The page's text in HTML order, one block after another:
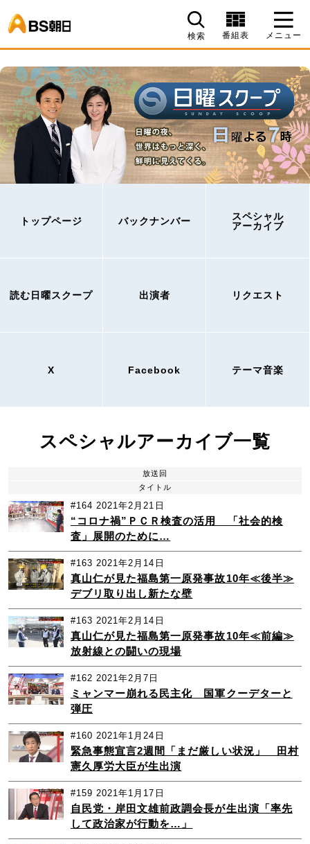
検索 番組表 メニュー
トップページ バックナンバー
スペシャル
アーカイブ
読む日曜スクープ 出演者 リクエスト
X Facebook テーマ音楽
スペシャルアーカイブ一覧
放送回
タイトル
#164 2021年2月21日
“コロナ禍”ＰＣＲ検査の活用 「社会的検
査」展開のために…
#163 2021年2月14日
真山仁が見た福島第一原発事故10年≪後半≫
デブリ取り出し新たな壁
#163 2021年2月14日
真山仁が見た福島第一原発事故10年≪前編≫
放射線との闘いの現場
#162 2021年2月7日
ミャンマー崩れる民主化 国軍クーデターと
弾圧
#160 2021年1月24日
緊急事態宣言2週間「まだ厳しい状況」 田村
憲久厚労大臣が生出演
#159 2021年1月17日
自民党・岸田文雄前政調会長が生出演「率先
して政治家が行動を…」